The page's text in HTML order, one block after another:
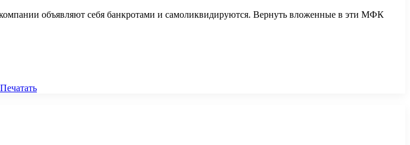
объявляют себя банкротами и самоликвидируются. Вернуть вложенные в эти МФК
Печатать